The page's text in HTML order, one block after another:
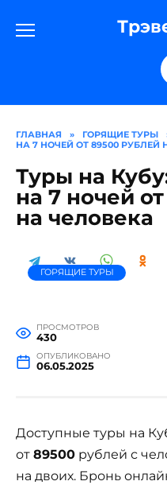
содержанию
ГЛАВНАЯ » ГОРЯЩИЕ ТУРЫ
НА 7 НОЧЕЙ ОТ 89500 РУБЛЕЙ
Туры на
на 7 ночей
на человека
ГОРЯЩИЕ ТУРЫ
ПРОСМОТРОВ
430
ОПУБЛИКОВАНО
06.05.2025
Доступные туры на
от 89500 рублей с
на двоих. Бронь